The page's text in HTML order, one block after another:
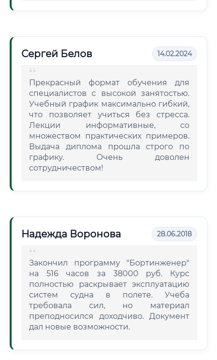
Сергей Белов 14.02.2024
Прекрасный формат обучения для
специалистов с высокой занятостью.
Учебный график максимально гибкий,
что позволяет учиться без стресса.
Лекции информативные, со
множеством практических примеров.
Выдача диплома прошла строго по
графику. Очень доволен
сотрудничеством!
Надежда Воронова 28.06.2018
Закончил программу "Бортинженер"
на 516 часов за 38000 руб. Курс
полностью раскрывает эксплуатацию
систем судна в полете. Учеба
требовала сил, но материал
преподносился доходчиво. Документ
дал новые возможности.